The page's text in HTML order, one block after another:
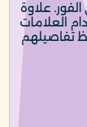
علاوة
العلامات
تفاصيلهم